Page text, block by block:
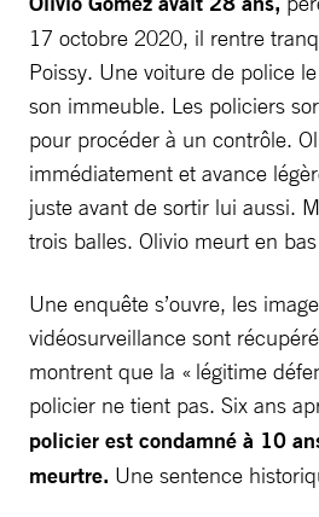
17 octobre 2020, il rentre
Poissy. Une voiture de police
son immeuble. Les policiers
pour procéder à un contrôle.
immédiatement et avance
juste avant de sortir lui aussi.
trois balles. Olivio meurt en
Une enquête s’ouvre, les
vidéosurveillance sont
montrent que la « légitime
policier ne tient pas. Six ans
policier est condamné à 10
meurtre. Une sentence